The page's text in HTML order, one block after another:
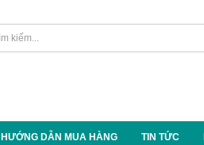
HƯỚNG DẪN MUA HÀNG TIN TỨC